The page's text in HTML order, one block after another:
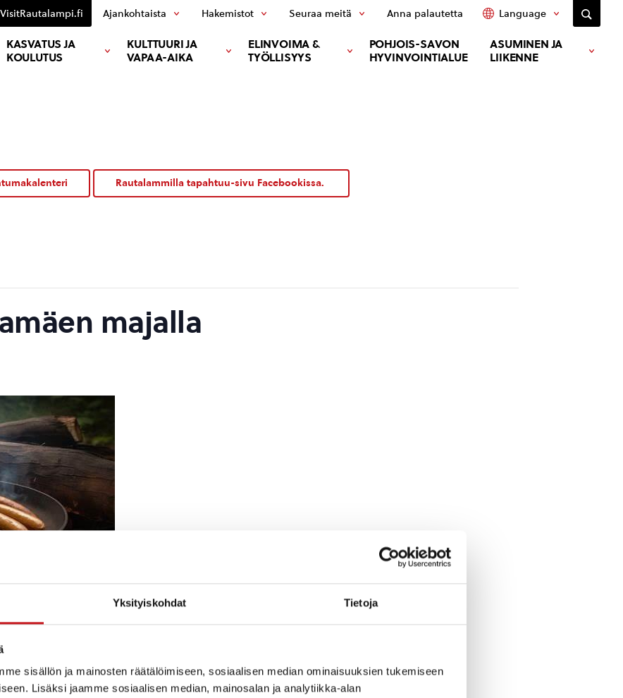
Yksityiskohdat Tietoja
sisällön ja mainosten räätälöimiseen, sosiaalisen median ominaisuuksien tukemiseen
Lisäksi jaamme sosiaalisen median, mainosalan ja analytiikka-alan
KASVATUS JA
KOULUTUS
KULTTUURI JA
VAPAA-AIKA
ELINVOIMA &
TYÖLLISYYS
POHJOIS-SAVON
HYVINVOINTIALUE
ASUMINEN JA
LIIKENNE
VisitRautalampi.fi Ajankohtaista Hakemistot Seuraa meitä Anna palautetta Language
Rautalammilla tapahtuu-sivu Facebookissa.
majalla
ja yhteislauluja. Mukana Teemu Sarkkinen ja Kaisa-Liisa Piironen.